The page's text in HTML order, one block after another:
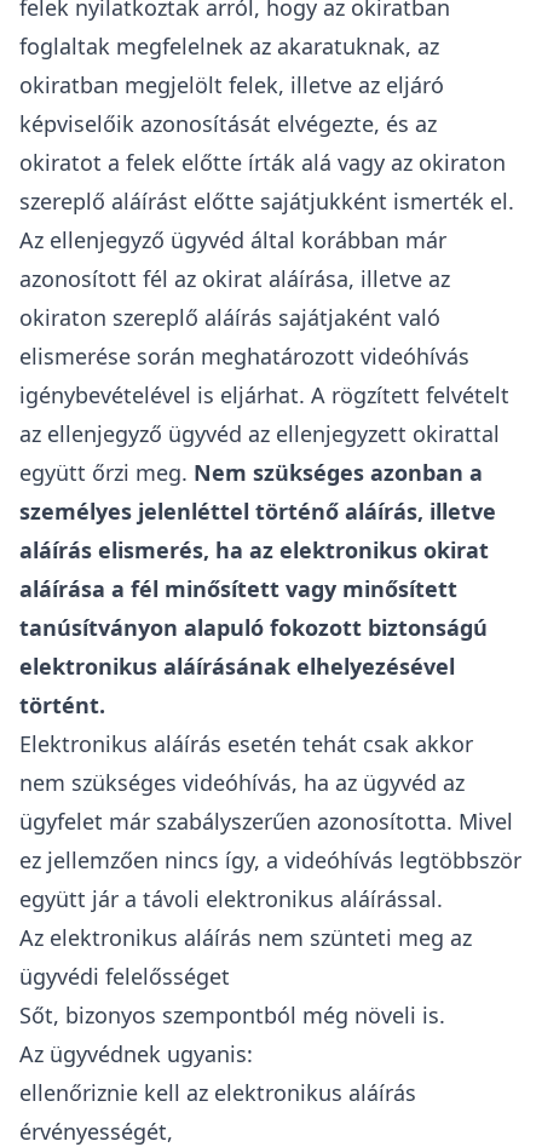
felek nyilatkoztak arról, hogy az okiratban
foglaltak megfelelnek az akaratuknak, az
okiratban megjelölt felek, illetve az eljáró
képviselőik azonosítását elvégezte, és az
okiratot a felek előtte írták alá vagy az okiraton
szereplő aláírást előtte sajátjukként ismerték el.
Az ellenjegyző ügyvéd által korábban már
azonosított fél az okirat aláírása, illetve az
okiraton szereplő aláírás sajátjaként való
elismerése során meghatározott videóhívás
igénybevételével is eljárhat. A rögzített felvételt
az ellenjegyző ügyvéd az ellenjegyzett okirattal
együtt őrzi meg. Nem szükséges azonban a
személyes jelenléttel történő aláírás, illetve
aláírás elismerés, ha az elektronikus okirat
aláírása a fél minősített vagy minősített
tanúsítványon alapuló fokozott biztonságú
elektronikus aláírásának elhelyezésével
történt.
Elektronikus aláírás esetén tehát csak akkor
nem szükséges videóhívás, ha az ügyvéd az
ügyfelet már szabályszerűen azonosította. Mivel
ez jellemzően nincs így, a videóhívás legtöbbször
együtt jár a távoli elektronikus aláírással.
Az elektronikus aláírás nem szünteti meg az
ügyvédi felelősséget
Sőt, bizonyos szempontból még növeli is.
Az ügyvédnek ugyanis:
ellenőriznie kell az elektronikus aláírás
érvényességét,